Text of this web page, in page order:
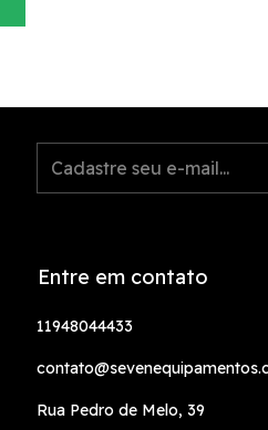
Entre em contato
11948044433
Rua Pedro de Melo, 39